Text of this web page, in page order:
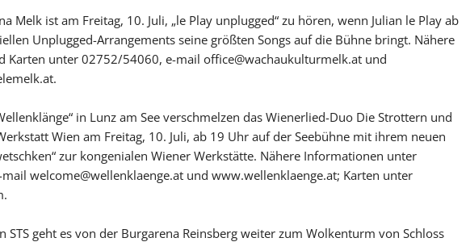
Melk ist am Freitag, 10. Juli, „le Play unplugged“ zu hören, wenn Julian le Play ab
Unplugged-Arrangements seine größten Songs auf die Bühne bringt. Nähere
Karten unter 02752/54060, e-mail office@wachaukulturmelk.at und
in Lunz am See verschmelzen das Wienerlied-Duo Die Strottern und
Wien am Freitag, 10. Juli, ab 19 Uhr auf der Seebühne mit ihrem neuen
zur kongenialen Wiener Werkstätte. Nähere Informationen unter
welcome@wellenklaenge.at und www.wellenklaenge.at; Karten unter
STS geht es von der Burgarena Reinsberg weiter zum Wolkenturm von Schloss